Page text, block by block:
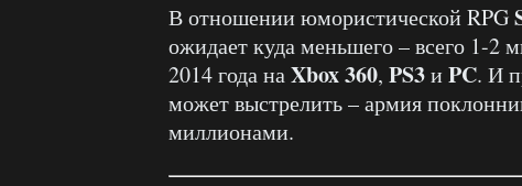
В отношении юмористической RPG
ожидает куда меньшего – всего 1-2
2014 года наXbox 360, PS3и PC. И
может выстрелить – армия
миллионами.